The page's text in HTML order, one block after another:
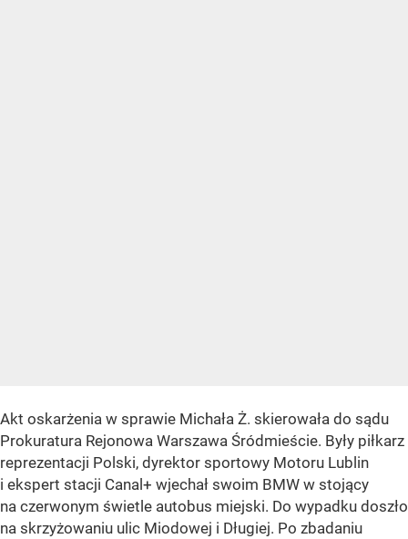
Akt oskarżenia w sprawie Michała Ż. skierowała do sądu
Prokuratura Rejonowa Warszawa Śródmieście. Były piłkarz
reprezentacji Polski, dyrektor sportowy Motoru Lublin
i ekspert stacji Canal+ wjechał swoim BMW w stojący
na czerwonym świetle autobus miejski. Do wypadku doszło
na skrzyżowaniu ulic Miodowej i Długiej. Po zbadaniu